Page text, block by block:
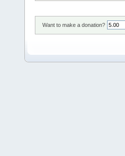
Want to make a donation?